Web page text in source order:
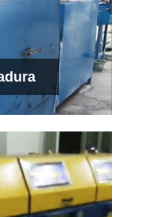
eléctrica